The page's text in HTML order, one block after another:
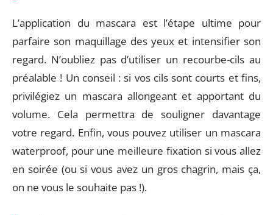
L’application du mascara est l’étape ultime pour
parfaire son maquillage des yeux et intensifier son
regard. N’oubliez pas d’utiliser un recourbe-cils au
préalable ! Un conseil : si vos cils sont courts et fins,
privilégiez un mascara allongeant et apportant du
volume. Cela permettra de souligner davantage
votre regard. Enfin, vous pouvez utiliser un mascara
waterproof, pour une meilleure fixation si vous allez
en soirée (ou si vous avez un gros chagrin, mais ça,
on ne vous le souhaite pas !).